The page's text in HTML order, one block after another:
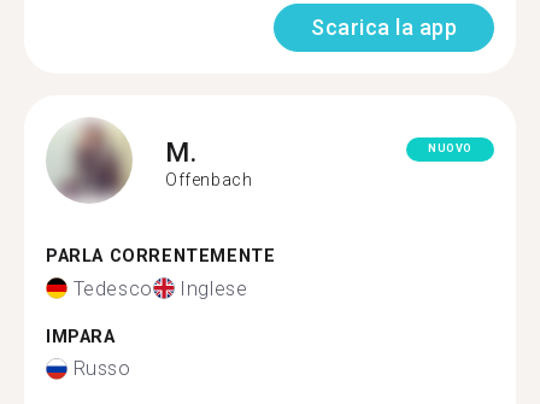
Scarica la app
M.
Offenbach
NUOVO
PARLA CORRENTEMENTE
Tedesco Inglese
IMPARA
Russo